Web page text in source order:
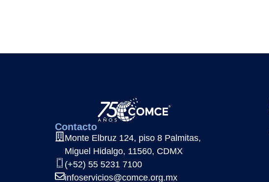
Contacto
Monte Elbruz 124, piso 8 Palmitas,
Miguel Hidalgo, 11560, CDMX
(+52) 55 5231 7100
infoservicios@comce.org.mx